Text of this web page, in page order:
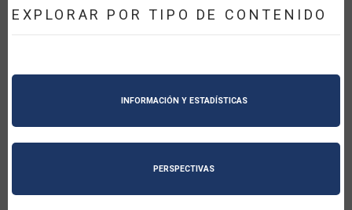
EXPLORAR POR TIPO DE CONTENIDO
INFORMACIÓN Y ESTADÍSTICAS
PERSPECTIVAS